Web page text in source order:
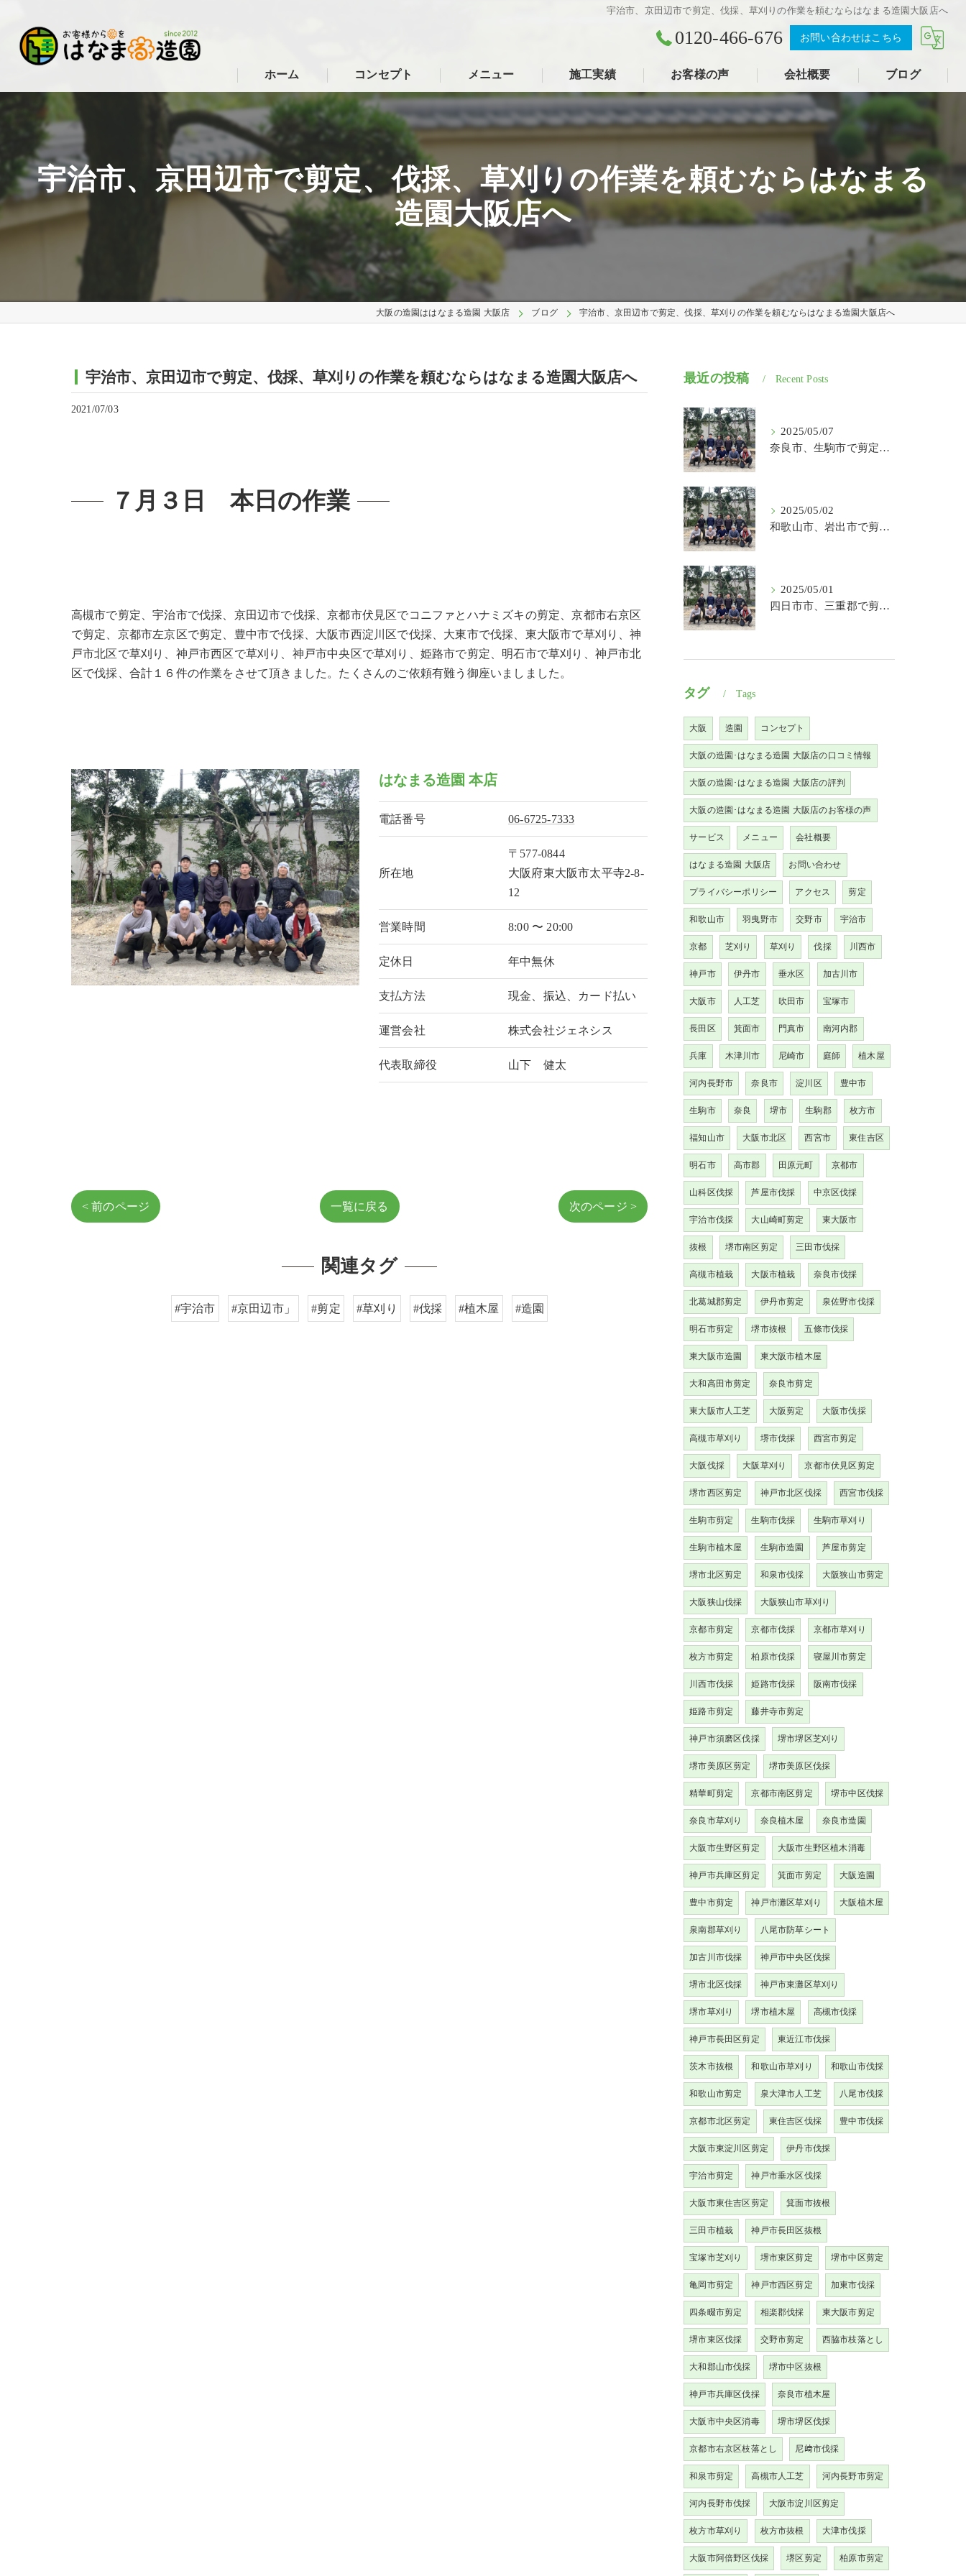
宇治市、京田辺市で剪定、伐採、草刈りの作業を頼むならはなまる造園大阪店へ
0120-466-676 お問い合わせはこちら
ホーム コンセプト メニュー 施工実績 お客様の声 会社概要 ブログ
宇治市、京田辺市で剪定、伐採、草刈りの作業を頼むならはなまる
造園大阪店へ
大阪の造園ははなまる造園 大阪店 ブログ 宇治市、京田辺市で剪定、伐採、草刈りの作業を頼むならはなまる造園大阪店へ
宇治市、京田辺市で剪定、伐採、草刈りの作業を頼むならはなまる造園大阪店へ
2021/07/03
７月３日 本日の作業
高槻市で剪定、宇治市で伐採、京田辺市で伐採、京都市伏見区でコニファとハナミズキの剪定、京都市右京区
で剪定、京都市左京区で剪定、豊中市で伐採、大阪市西淀川区で伐採、大東市で伐採、東大阪市で草刈り、神
戸市北区で草刈り、神戸市西区で草刈り、神戸市中央区で草刈り、姫路市で剪定、明石市で草刈り、神戸市北
区で伐採、合計１６件の作業をさせて頂きました。たくさんのご依頼有難う御座いましました。
はなまる造園 本店
電話番号 06-6725-7333
所在地
〒577-0844
大阪府東大阪市太平寺2-8-
12
営業時間 8:00 〜 20:00
定休日 年中無休
支払方法 現金、振込、カード払い
運営会社 株式会社ジェネシス
代表取締役 山下 健太
< 前のページ 一覧に戻る 次のページ >
関連タグ
#宇治市 #京田辺市」 #剪定 #草刈り #伐採 #植木屋 #造園
最近の投稿 Recent Posts
2025/05/07
奈良市、生駒市で剪定、伐採、草刈りの作業を頼むなら はなまる造園
2025/05/02
和歌山市、岩出市で剪定、伐採、草刈りの作業を頼むなら はなまる造園
2025/05/01
四日市市、三重郡で剪定、伐採、草刈りの作業を頼むなら はなまる造園
タグ Tags
大阪 造園 コンセプト
大阪の造園･はなまる造園 大阪店の口コミ情報
大阪の造園･はなまる造園 大阪店の評判
大阪の造園･はなまる造園 大阪店のお客様の声
サービス メニュー 会社概要
はなまる造園 大阪店 お問い合わせ
プライバシーポリシー アクセス 剪定
和歌山市 羽曳野市 交野市 宇治市
京都 芝刈り 草刈り 伐採 川西市
神戸市 伊丹市 垂水区 加古川市
大阪市 人工芝 吹田市 宝塚市
長田区 箕面市 門真市 南河内郡
兵庫 木津川市 尼崎市 庭師 植木屋
河内長野市 奈良市 淀川区 豊中市
生駒市 奈良 堺市 生駒郡 枚方市
福知山市 大阪市北区 西宮市 東住吉区
明石市 高市郡 田原元町 京都市
山科区伐採 芦屋市伐採 中京区伐採
宇治市伐採 大山崎町剪定 東大阪市
抜根 堺市南区剪定 三田市伐採
高槻市植栽 大阪市植栽 奈良市伐採
北葛城郡剪定 伊丹市剪定 泉佐野市伐採
明石市剪定 堺市抜根 五條市伐採
東大阪市造園 東大阪市植木屋
大和高田市剪定 奈良市剪定
東大阪市人工芝 大阪剪定 大阪市伐採
高槻市草刈り 堺市伐採 西宮市剪定
大阪伐採 大阪草刈り 京都市伏見区剪定
堺市西区剪定 神戸市北区伐採 西宮市伐採
生駒市剪定 生駒市伐採 生駒市草刈り
生駒市植木屋 生駒市造園 芦屋市剪定
堺市北区剪定 和泉市伐採 大阪狭山市剪定
大阪狭山伐採 大阪狭山市草刈り
京都市剪定 京都市伐採 京都市草刈り
枚方市剪定 柏原市伐採 寝屋川市剪定
川西市伐採 姫路市伐採 阪南市伐採
姫路市剪定 藤井寺市剪定
神戸市須磨区伐採 堺市堺区芝刈り
堺市美原区剪定 堺市美原区伐採
精華町剪定 京都市南区剪定 堺市中区伐採
奈良市草刈り 奈良植木屋 奈良市造園
大阪市生野区剪定 大阪市生野区植木消毒
神戸市兵庫区剪定 箕面市剪定 大阪造園
豊中市剪定 神戸市灘区草刈り 大阪植木屋
泉南郡草刈り 八尾市防草シート
加古川市伐採 神戸市中央区伐採
堺市北区伐採 神戸市東灘区草刈り
堺市草刈り 堺市植木屋 高槻市伐採
神戸市長田区剪定 東近江市伐採
茨木市抜根 和歌山市草刈り 和歌山市伐採
和歌山市剪定 泉大津市人工芝 八尾市伐採
京都市北区剪定 東住吉区伐採 豊中市伐採
大阪市東淀川区剪定 伊丹市伐採
宇治市剪定 神戸市垂水区伐採
大阪市東住吉区剪定 箕面市抜根
三田市植栽 神戸市長田区抜根
宝塚市芝刈り 堺市東区剪定 堺市中区剪定
亀岡市剪定 神戸市西区剪定 加東市伐採
四条畷市剪定 相楽郡伐採 東大阪市剪定
堺市東区伐採 交野市剪定 西脇市枝落とし
大和郡山市伐採 堺市中区抜根
神戸市兵庫区伐採 奈良市植木屋
大阪市中央区消毒 堺市堺区伐採
京都市右京区枝落とし 尼﨑市伐採
和泉市剪定 高槻市人工芝 河内長野市剪定
河内長野市伐採 大阪市淀川区剪定
枚方市草刈り 枚方市抜根 大津市伐採
大阪市阿倍野区伐採 堺区剪定 柏原市剪定